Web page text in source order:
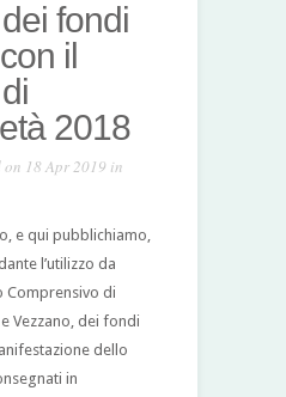
fondi
il
2018
on 18 Apr 2019 in
e qui pubblichiamo,
l’utilizzo da
Comprensivo di
Vezzano, dei fondi
dello
in